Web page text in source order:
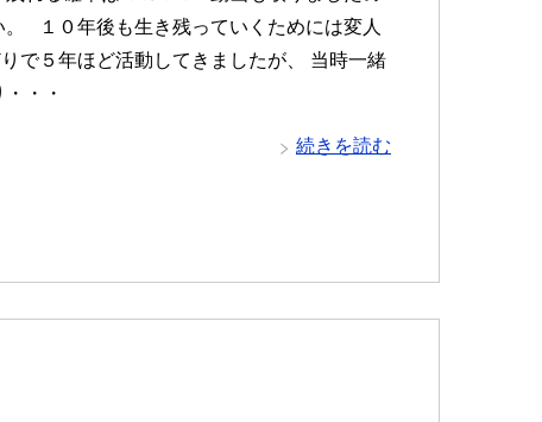
。 １０年後も生き残っていくためには変人
で５年ほど活動してきましたが、 当時一緒
・・
続きを読む